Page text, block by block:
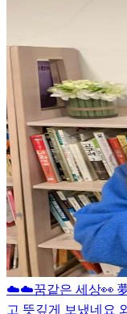
☁️☁️꿈같은 세상👀
고 뜻깊게 보냈네요